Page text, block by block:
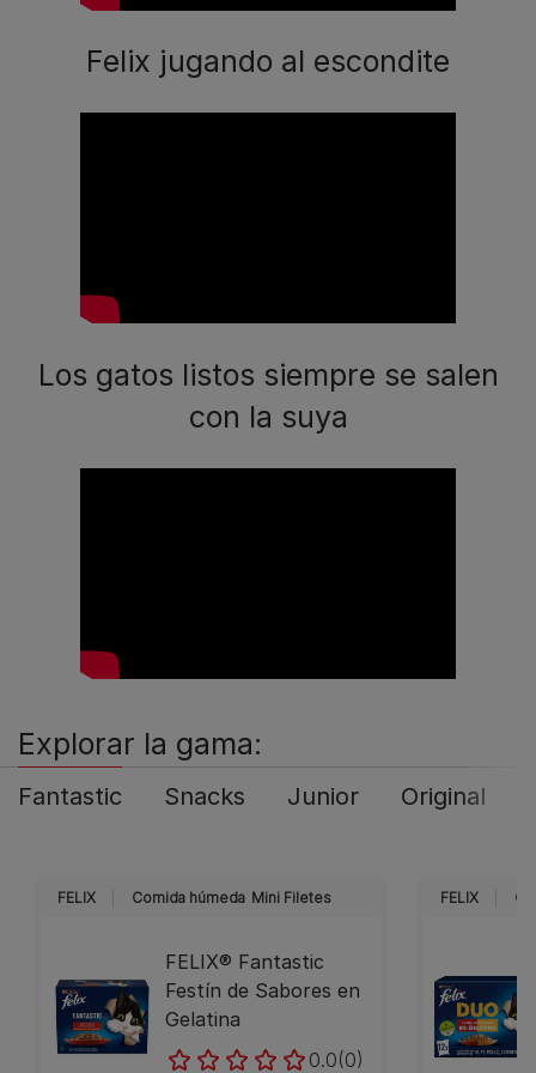
Felix jugando al escondite
Los gatos listos siempre se salen
con la suya
Explorar la gama:
Fantastic Snacks Junior Original
FELIX Comida húmeda Mini Filetes
FELIX® Fantastic
Festín de Sabores en
Gelatina
0.0(0)
FELIX